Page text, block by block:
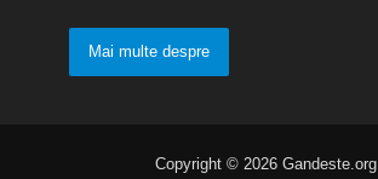
Mai multe despre
Copyright © 2026 Gandeste.org